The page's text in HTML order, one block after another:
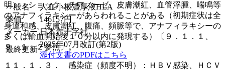
明）：ショック、チアノーゼ、皮膚潮紅、血管浮腫、喘鳴等
のアナフィラキシーがあらわれることがある（初期症状は全
身違和感、皮膚潮紅、腹痛、頻脈等で、アナフィラキシーの
多くは輸血開始後１０分以内に発現する）〔９．１．１、
９．１．２参照〕。
１１．１．３． 感染症（頻度不明）：ＨＢＶ感染、ＨＣＶ
一般名
人血小板濃厚液HLA
薬価
146157円
メーカー 日本赤十字社
最終更新
2025年07月改訂(第2版)
添付文書のPDFはこちら